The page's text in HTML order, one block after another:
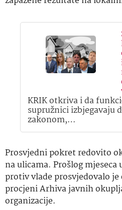
KRIK otkriva i da
supružnici izbjegavaju
zakonom,…
Prosvjedni pokret redovito
na ulicama. Prošlog mjeseca
protiv vlade prosvjedovalo
procjeni Arhiva javnih
organizacije.